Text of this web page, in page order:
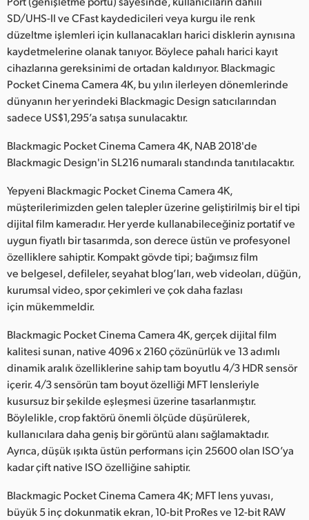
Malaysia
Netherlands
New Zealand
Norway
Portugal
Singapore
South Africa
Spain
Sweden
Ukraine
United Kingdom
United States
SD/UHS-II ve CFast kaydedicileri veya kurgu ile renk
düzeltme işlemleri için kullanacakları harici disklerin aynısına
kaydetmelerine olanak tanıyor. Böylece pahalı harici kayıt
cihazlarına gereksinimi de ortadan kaldırıyor. Blackmagic
Pocket Cinema Camera 4K, bu yılın ilerleyen dönemlerinde
dünyanın her yerindeki Blackmagic Design satıcılarından
sadece US$1,295’a satışa sunulacaktır.
Blackmagic Pocket Cinema Camera 4K, NAB 2018'de
Blackmagic Design'in SL216 numaralı standında tanıtılacaktır.
Yepyeni Blackmagic Pocket Cinema Camera 4K,
müşterilerimizden gelen talepler üzerine geliştirilmiş bir el tipi
dijital film kameradır. Her yerde kullanabileceğiniz portatif ve
uygun fiyatlı bir tasarımda, son derece üstün ve profesyonel
özelliklere sahiptir. Kompakt gövde tipi; bağımsız film
ve belgesel, defileler, seyahat blog’ları, web videoları, düğün,
kurumsal video, spor çekimleri ve çok daha fazlası
için mükemmeldir.
Blackmagic Pocket Cinema Camera 4K, gerçek dijital film
kalitesi sunan, native 4096 x 2160 çözünürlük ve 13 adımlı
dinamik aralık özelliklerine sahip tam boyutlu 4/3 HDR sensör
içerir. 4/3 sensörün tam boyut özelliği MFT lensleriyle
kusursuz bir şekilde eşleşmesi üzerine tasarlanmıştır.
Böylelikle, crop faktörü önemli ölçüde düşürülerek,
kullanıcılara daha geniş bir görüntü alanı sağlamaktadır.
Ayrıca, düşük ışıkta üstün performans için 25600 olan ISO’ya
kadar çift native ISO özelliğine sahiptir.
Blackmagic Pocket Cinema Camera 4K; MFT lens yuvası,
büyük 5 inç dokunmatik ekran, 10-bit ProRes ve 12-bit RAW